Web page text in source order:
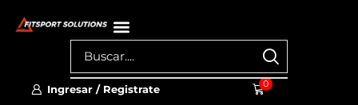
Ingresar / Registrate 0